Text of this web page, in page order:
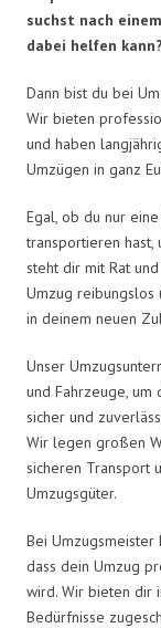
suchst nach
dabei helfen kann?
Dann bist du bei
Wir bieten
und haben
Umzügen in ganz
Egal, ob du nur
transportieren hast,
steht dir mit Rat
Umzug reibungslos
in deinem neuen
Unser
und Fahrzeuge,
sicher und
Wir legen großen
sicheren Transport
Umzugsgüter.
Bei Umzugsmeister
dass dein Umzug
wird. Wir bieten dir
Bedürfnisse